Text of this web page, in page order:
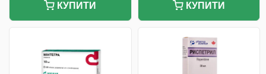
КУПИТИ КУПИТИ